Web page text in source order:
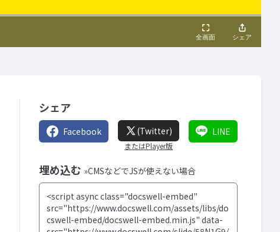
シェア
Facebook (Twitter)
またはPlayer版
LINE
埋め込む »CMSなどでJSが使えない場合